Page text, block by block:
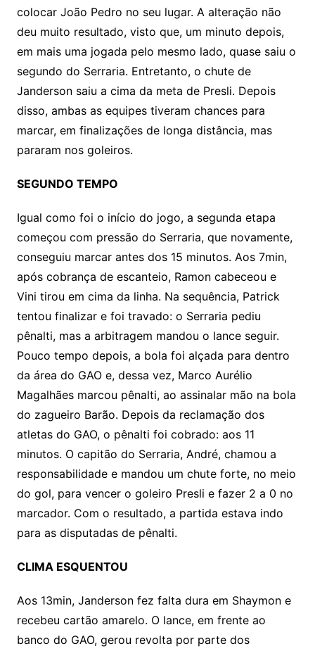
colocar João Pedro no seu lugar. A alteração não
deu muito resultado, visto que, um minuto depois,
em mais uma jogada pelo mesmo lado, quase saiu o
segundo do Serraria. Entretanto, o chute de
Janderson saiu a cima da meta de Presli. Depois
disso, ambas as equipes tiveram chances para
marcar, em finalizações de longa distância, mas
pararam nos goleiros.
SEGUNDO TEMPO
Igual como foi o início do jogo, a segunda etapa
começou com pressão do Serraria, que novamente,
conseguiu marcar antes dos 15 minutos. Aos 7min,
após cobrança de escanteio, Ramon cabeceou e
Vini tirou em cima da linha. Na sequência, Patrick
tentou finalizar e foi travado: o Serraria pediu
pênalti, mas a arbitragem mandou o lance seguir.
Pouco tempo depois, a bola foi alçada para dentro
da área do GAO e, dessa vez, Marco Aurélio
Magalhães marcou pênalti, ao assinalar mão na bola
do zagueiro Barão. Depois da reclamação dos
atletas do GAO, o pênalti foi cobrado: aos 11
minutos. O capitão do Serraria, André, chamou a
responsabilidade e mandou um chute forte, no meio
do gol, para vencer o goleiro Presli e fazer 2 a 0 no
marcador. Com o resultado, a partida estava indo
para as disputadas de pênalti.
CLIMA ESQUENTOU
Aos 13min, Janderson fez falta dura em Shaymon e
recebeu cartão amarelo. O lance, em frente ao
banco do GAO, gerou revolta por parte dos